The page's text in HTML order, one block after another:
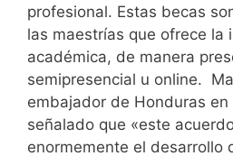
profesional. Estas becas
las maestrías que ofrece la
académica, de manera
semipresencial u online.
embajador de Honduras en
señalado que «este
enormemente el desarrollo